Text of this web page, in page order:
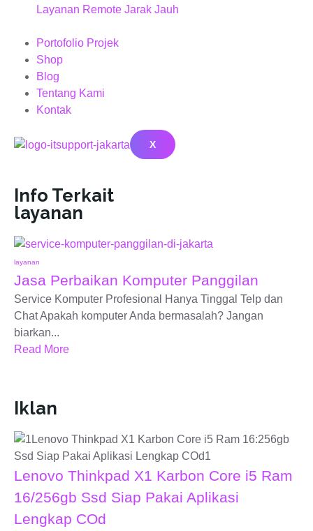
Layanan Remote Jarak Jauh
Portofolio Projek
Shop
Blog
Tentang Kami
Kontak
X
Info Terkait
layanan
layanan
Jasa Perbaikan Komputer Panggilan
Service Komputer Profesional Hanya Tinggal Telp dan
Chat Apakah komputer Anda bermasalah? Jangan
biarkan...
Read More
Iklan
Lenovo Thinkpad X1 Karbon Core i5 Ram
16/256gb Ssd Siap Pakai Aplikasi
Lengkap COd